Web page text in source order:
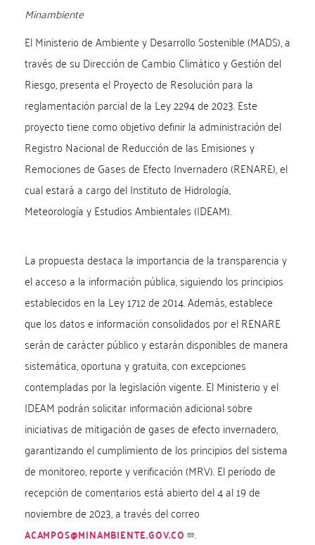
Minambiente
El Ministerio de Ambiente y Desarrollo Sostenible (MADS), a
través de su Dirección de Cambio Climático y Gestión del
Riesgo, presenta el Proyecto de Resolución para la
reglamentación parcial de la Ley 2294 de 2023. Este
proyecto tiene como objetivo definir la administración del
Registro Nacional de Reducción de las Emisiones y
Remociones de Gases de Efecto Invernadero (RENARE), el
cual estará a cargo del Instituto de Hidrología,
Meteorología y Estudios Ambientales (IDEAM).
La propuesta destaca la importancia de la transparencia y
el acceso a la información pública, siguiendo los principios
establecidos en la Ley 1712 de 2014. Además, establece
que los datos e información consolidados por el RENARE
serán de carácter público y estarán disponibles de manera
sistemática, oportuna y gratuita, con excepciones
contempladas por la legislación vigente. El Ministerio y el
IDEAM podrán solicitar información adicional sobre
iniciativas de mitigación de gases de efecto invernadero,
garantizando el cumplimiento de los principios del sistema
de monitoreo, reporte y verificación (MRV). El período de
recepción de comentarios está abierto del 4 al 19 de
noviembre de 2023, a través del correo
ACAMPOS@MINAMBIENTE.GOV.CO .